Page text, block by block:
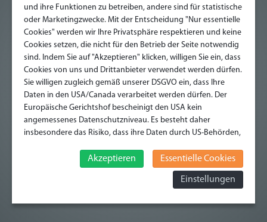
Formulardaten und Kommentare
Cookies
Datenschutzerklärung für die Nutzung von Google
Analytics
Datenschutzerklärung für die Nutzung von
und ihre Funktionen zu betreiben, andere sind für statistische
oder Marketingzwecke. Mit der Entscheidung "Nur essentielle
Cookies" werden wir Ihre Privatsphäre respektieren und keine
Cookies setzen, die nicht für den Betrieb der Seite notwendig
sind. Indem Sie auf "Akzeptieren" klicken, willigen Sie ein, dass
Cookies von uns und Drittanbieter verwendet werden dürfen.
Sie willigen zugleich gemäß unserer DSGVO ein, dass Ihre
Daten in den USA/Canada verarbeitet werden dürfen. Der
Europäische Gerichtshof bescheinigt den USA kein
angemessenes Datenschutzniveau. Es besteht daher
insbesondere das Risiko, dass ihre Daten durch US-Behörden,
werden und dagegen keine wirksamen Rechtsbehelfe
erhoben werden können. Zudem finden Sie am
Bildschirmrand ein Cookie-Icon wo Sie jederzeit Ihre
Infomationen finden Sie hier:
Datenschutzerklärung
Akzeptieren Essentielle Cookies
Einstellungen